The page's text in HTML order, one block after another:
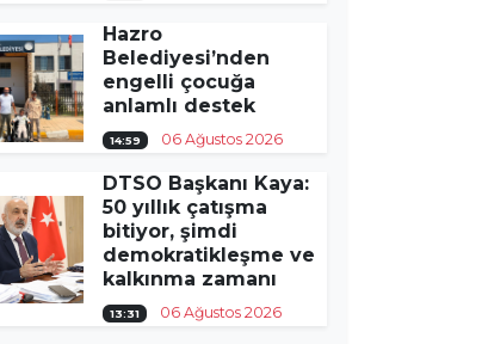
Hazro
Belediyesi’nden
engelli çocuğa
anlamlı destek
14:59 06 Ağustos 2026
DTSO Başkanı Kaya:
50 yıllık çatışma
bitiyor, şimdi
demokratikleşme ve
kalkınma zamanı
13:31 06 Ağustos 2026